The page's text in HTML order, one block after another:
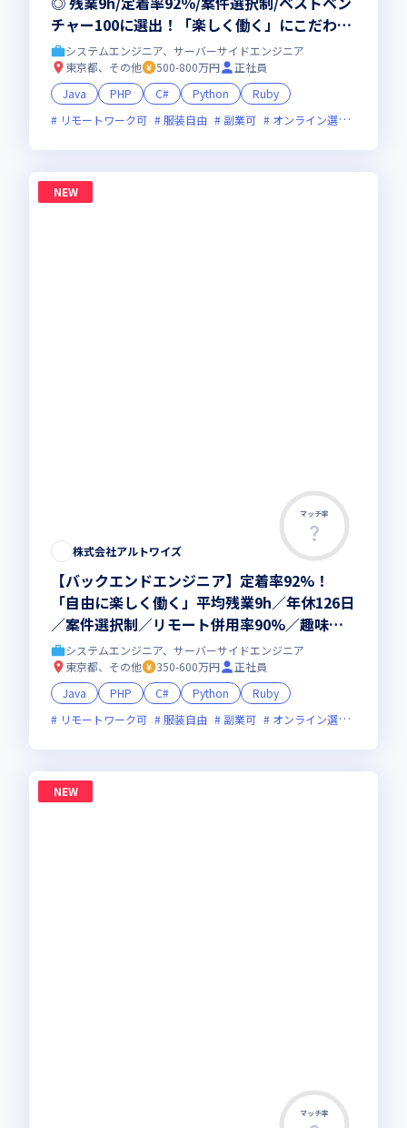
チャー100に選出！「楽しく働く」にこだわり
抜く会社。仕事も、人生も、本気で楽しめる環
境へ！
システムエンジニア、サーバーサイドエンジニア
東京都、その他
500-800万円
正社員
Java
PHP C# Python
Ruby
リモートワーク可
服装自由 副業可 オンライン選考可
NEW
マッチ率
株式会社アルトワイズ
【バックエンドエンジニア】定着率92%！
「自由に楽しく働く」平均残業9h／年休126日
／案件選択制／リモート併用率90%／趣味手
当／趣味休暇
システムエンジニア、サーバーサイドエンジニア
東京都、その他
350-600万円
正社員
Java
PHP C# Python
Ruby
リモートワーク可
服装自由 副業可 オンライン選考可
NEW
マッチ率